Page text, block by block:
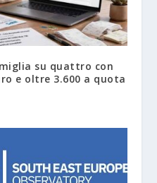
su quattro con
e oltre 3.600 a quota